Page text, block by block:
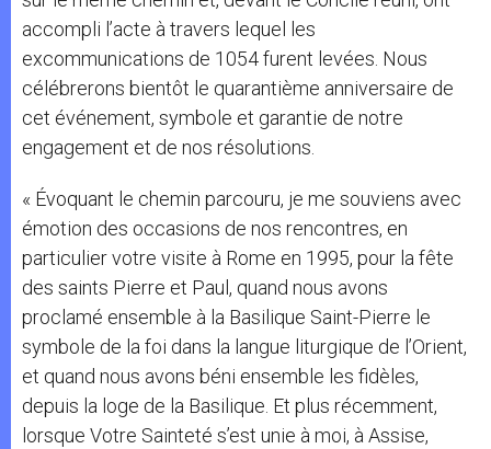
accompli l’acte à travers lequel les
excommunications de 1054 furent levées. Nous
célébrerons bientôt le quarantième anniversaire de
cet événement, symbole et garantie de notre
engagement et de nos résolutions.
« Évoquant le chemin parcouru, je me souviens avec
émotion des occasions de nos rencontres, en
particulier votre visite à Rome en 1995, pour la fête
des saints Pierre et Paul, quand nous avons
proclamé ensemble à la Basilique Saint-Pierre le
symbole de la foi dans la langue liturgique de l’Orient,
et quand nous avons béni ensemble les fidèles,
depuis la loge de la Basilique. Et plus récemment,
lorsque Votre Sainteté s’est unie à moi, à Assise,